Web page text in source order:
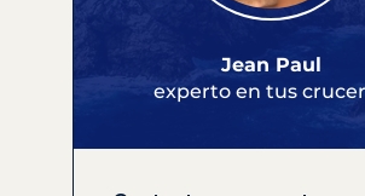
Jean Paul
experto en tus